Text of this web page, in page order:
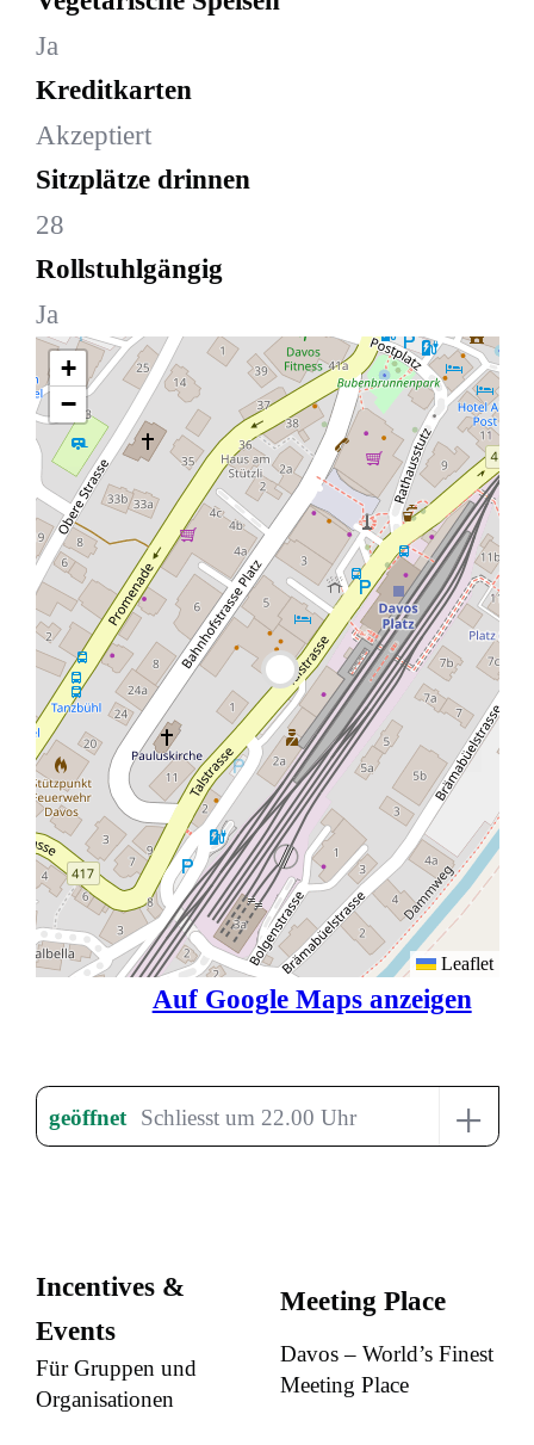
Ja
Kreditkarten
Akzeptiert
Sitzplätze drinnen
28
Rollstuhlgängig
Ja
+
−
Leaflet
Auf Google Maps anzeigen
geöffnet Schliesst um 22.00 Uhr +
Incentives &
Events
Für Gruppen und
Organisationen
Meeting Place
Davos – World’s Finest
Meeting Place